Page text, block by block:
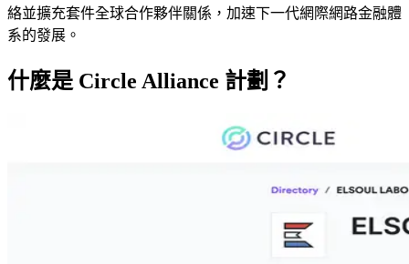
絡並擴充套件全球合作夥伴關係，加速下一代網際網路金融體
系的發展。
什麼是 Circle Alliance 計劃？